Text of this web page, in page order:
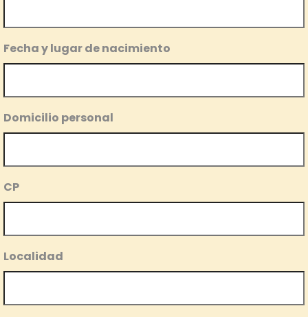
Fecha y lugar de nacimiento
Domicilio personal
CP
Localidad